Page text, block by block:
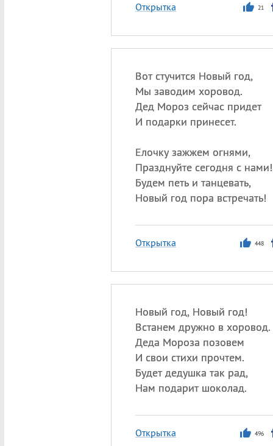
Открытка 21
Вот стучится Новый год,
Мы заводим хоровод.
Дед Мороз сейчас придет
И подарки принесет.
Елочку зажжем огнями,
Празднуйте сегодня с нами!
Будем петь и танцевать,
Новый год пора встречать!
Открытка 448
Новый год, Новый год!
Встанем дружно в хоровод.
Деда Мороза позовем
И свои стихи прочтем.
Будет дедушка так рад,
Нам подарит шоколад.
Открытка 496